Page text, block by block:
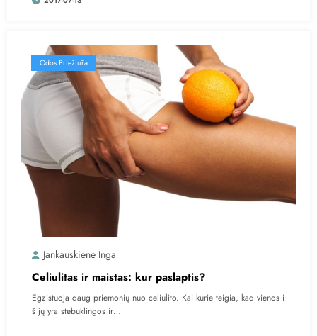
Odos Priežiūra
Jankauskienė Inga
Celiulitas ir maistas: kur paslaptis?
Egzistuoja daug priemonių nuo celiulito. Kai kurie teigia, kad vienos i
š jų yra stebuklingos ir…